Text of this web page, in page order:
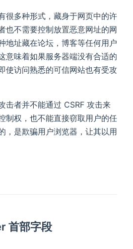
很多种形式，藏身于网页中的许
也不需要控制放置恶意网址的网
地址藏在论坛，博客等任何用户
意味着如果服务器端没有合适的
使访问熟悉的可信网站也有受攻
击者并不能通过 CSRF 攻击来
制权，也不能直接窃取用户的任
，是欺骗用户浏览器，让其以用
首部字段